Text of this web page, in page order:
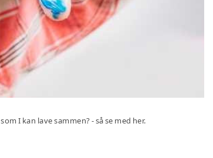
som I kan lave sammen? - så se med her.